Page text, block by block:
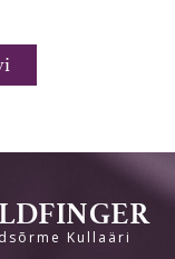
Kullaäri